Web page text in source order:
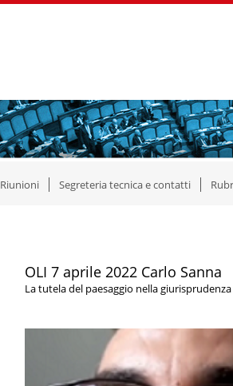
Riunioni Segreteria tecnica e contatti
OLI 7 aprile 2022 Carlo Sanna
La tutela del paesaggio nella